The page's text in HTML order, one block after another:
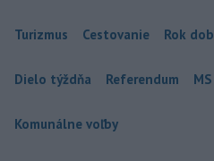
Turizmus Cestovanie Rok
Dielo týždňa Referendum
Komunálne voľby